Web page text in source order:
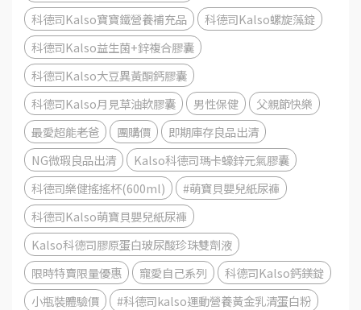
科德司Kalso寶寶鐵營養補充品
科德司Kalso螺旋藻錠
科德司Kalso益生菌+鋅複合膠囊
科德司Kalso大豆異黃酮鈣膠囊
科德司Kalso月見草油軟膠囊
男性保健
父親節快樂
最愛超能老爸
團購價
即期庫存良品出清
NG微瑕良品出清
Kalso科德司瑪卡蠔鋅元氣膠囊
科德司樂健搖搖杯(600ml)
#萌寶貝嬰兒紙尿褲
科德司Kalso萌寶貝嬰兒紙尿褲
Kalso科德司膠原蛋白玻尿酸珍珠雙劑液
限時特賣限量優惠
寵愛自己系列
科德司Kalso鈣鎂錠
小瓶裝體驗價
#科德司kalso運動營養黃金乳清蛋白粉